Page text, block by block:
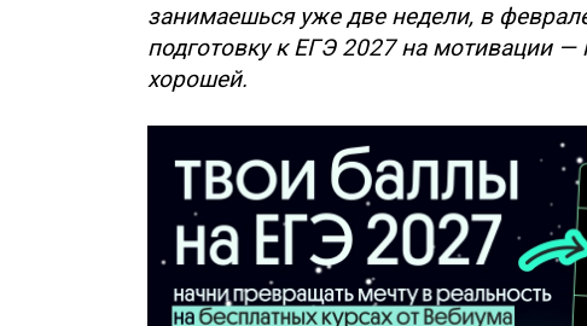
занимаешься уже две недели, в
подготовку к ЕГЭ 2027 на мотивации —
хорошей.